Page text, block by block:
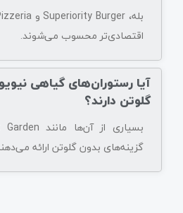
اقتصادی‌تر محسوب می‌شوند.
آیا رستوران‌های گیاهی
گلوتن دارند؟
گزینه‌های بدون گلوتن ارائه